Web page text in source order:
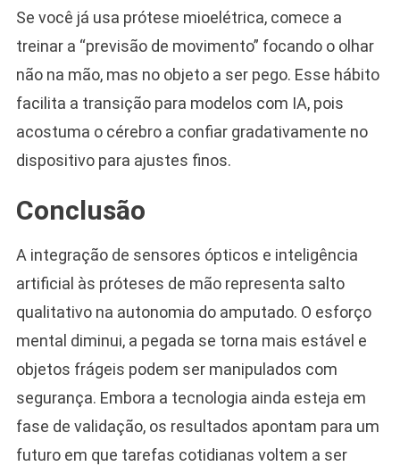
Se você já usa prótese mioelétrica, comece a
treinar a “previsão de movimento” focando o olhar
não na mão, mas no objeto a ser pego. Esse hábito
facilita a transição para modelos com IA, pois
acostuma o cérebro a confiar gradativamente no
dispositivo para ajustes finos.
Conclusão
A integração de sensores ópticos e inteligência
artificial às próteses de mão representa salto
qualitativo na autonomia do amputado. O esforço
mental diminui, a pegada se torna mais estável e
objetos frágeis podem ser manipulados com
segurança. Embora a tecnologia ainda esteja em
fase de validação, os resultados apontam para um
futuro em que tarefas cotidianas voltem a ser